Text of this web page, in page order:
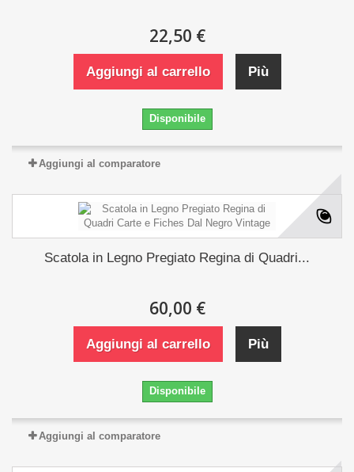
22,50 €
Aggiungi al carrello Più
Disponibile
Aggiungi al comparatore
Scatola in Legno Pregiato Regina di Quadri...
60,00 €
Aggiungi al carrello Più
Disponibile
Aggiungi al comparatore